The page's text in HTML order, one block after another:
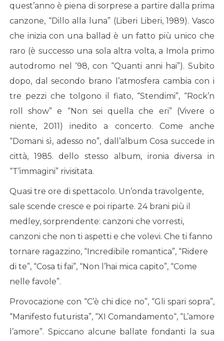
quest’anno è piena di sorprese a partire dalla prima
canzone, “Dillo alla luna” (Liberi Liberi, 1989). Vasco
che inizia con una ballad è un fatto più unico che
raro (è successo una sola altra volta, a Imola primo
autodromo nel ‘98, con “Quanti anni hai”). Subito
dopo, dal secondo brano l’atmosfera cambia con i
tre pezzi che tolgono il fiato, “Stendimi”, “Rock’n
roll show” e “Non sei quella che eri” (Vivere o
niente, 2011) inedito a concerto. Come anche
“Domani sì, adesso no”, dall’album Cosa succede in
città, 1985. dello stesso album, ironia diversa in
“T’immagini” rivisitata.
Quasi tre ore di spettacolo. Un’onda travolgente,
sale scende cresce e poi riparte. 24 brani più il
medley, sorprendente: canzoni che vorresti,
canzoni che non ti aspetti e che volevi. Che ti fanno
tornare ragazzino, “Incredibile romantica”, “Ridere
di te”, “Cosa ti fai”, “Non l’hai mica capito”, “Come
nelle favole”.
Provocazione con “C’è chi dice no”, “Gli spari sopra”,
“Manifesto futurista”, “XI Comandamento“, “L’amore
l’amore”. Spiccano alcune ballate fondanti la sua